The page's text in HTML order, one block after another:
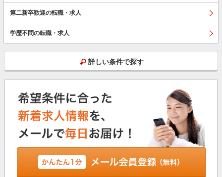
第二新卒歓迎の転職・求人
学歴不問の転職・求人
詳しい条件で探す